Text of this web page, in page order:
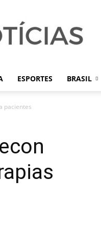
Notícias
ESPORTES BRASIL
pacientes